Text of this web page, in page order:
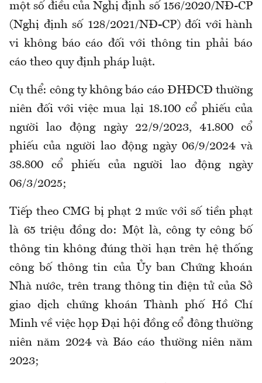
một số điều của Nghị định số 156/2020/NĐ-CP
(Nghị định số 128/2021/NĐ-CP) đối với hành
vi không báo cáo đối với thông tin phải báo
cáo theo quy định pháp luật.
Cụ thể: công ty không báo cáo ĐHĐCĐ thường
niên đối với việc mua lại 18.100 cổ phiếu của
người lao động ngày 22/9/2023, 41.800 cổ
phiếu của người lao động ngày 06/9/2024 và
38.800 cổ phiếu của người lao động ngày
06/3/2025;
Tiếp theo CMG bị phạt 2 mức với số tiền phạt
là 65 triệu đồng do: Một là, công ty công bố
thông tin không đúng thời hạn trên hệ thống
công bố thông tin của Ủy ban Chứng khoán
Nhà nước, trên trang thông tin điện tử của Sở
giao dịch chứng khoán Thành phố Hồ Chí
Minh về việc họp Đại hội đồng cổ đông thường
niên năm 2024 và Báo cáo thường niên năm
2023;